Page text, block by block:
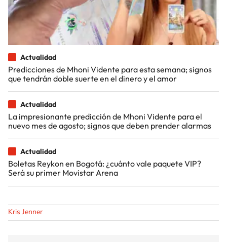
Actualidad
Predicciones de Mhoni Vidente para esta semana; signos
que tendrán doble suerte en el dinero y el amor
Actualidad
La impresionante predicción de Mhoni Vidente para el
nuevo mes de agosto; signos que deben prender alarmas
Actualidad
Boletas Reykon en Bogotá: ¿cuánto vale paquete VIP?
Será su primer Movistar Arena
Kris Jenner